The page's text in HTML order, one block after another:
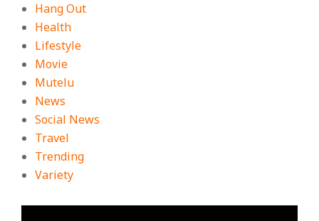
Hang Out
Health
Lifestyle
Movie
Mutelu
News
Social News
Travel
Trending
Variety